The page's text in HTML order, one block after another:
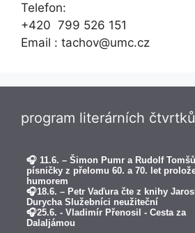
Telefon:
+420 799 526 151
Email : tachov@umc.cz
program literárních čtvrtků